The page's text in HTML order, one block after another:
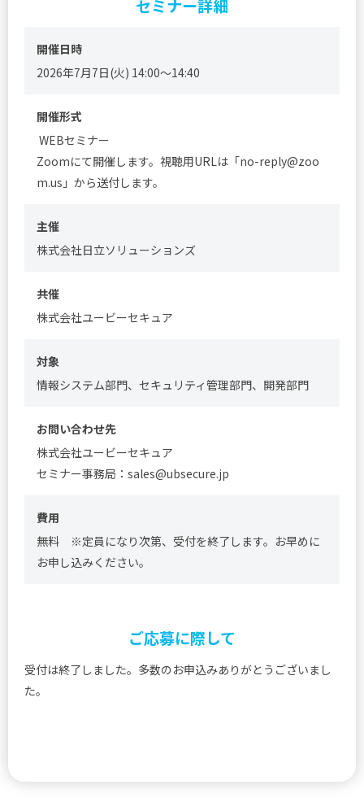
セミナー詳細
開催日時
2026年7月7日(火) 14:00～14:40
開催形式
WEBセミナー
Zoomにて開催します。視聴用URLは「no-reply@zoo
m.us」から送付します。
主催
株式会社日立ソリューションズ
共催
株式会社ユービーセキュア
対象
情報システム部門、セキュリティ管理部門、開発部門
お問い合わせ先
株式会社ユービーセキュア
セミナー事務局：sales@ubsecure.jp
費用
無料 ※定員になり次第、受付を終了します。お早めに
お申し込みください。
ご応募に際して
受付は終了しました。多数のお申込みありがとうございまし
た。